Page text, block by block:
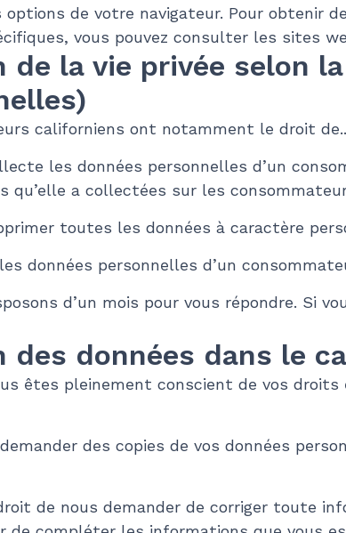
de votre navigateur. Pour obtenir
vous pouvez consulter les sites
la vie privée selon la
californiens ont notamment le droit
les données personnelles d’un
qu’elle a collectées sur les
toutes les données à caractère
données personnelles d’un
d’un mois pour vous répondre. Si
données dans le
êtes pleinement conscient de vos
des copies de vos données
de nous demander de corriger toute